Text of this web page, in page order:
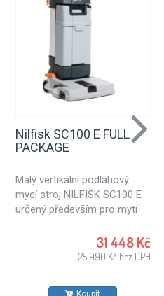
Nilfisk SC100 E FULL
PACKAGE
Malý vertikální podlahový
mycí stroj NILFISK SC100 E
určený především pro mytí
zajímavou možností pro
malé obchody, školy,
31 448 Kč
25 990 Kč bez DPH
Koupit